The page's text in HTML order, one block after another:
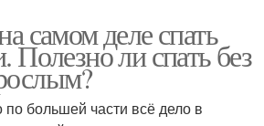
самом деле спать
Полезно ли спать без
большей части всё дело в